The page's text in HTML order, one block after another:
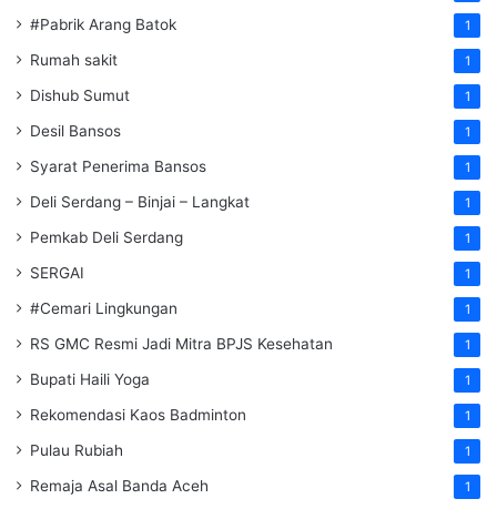
#Pabrik Arang Batok 1
Rumah sakit 1
Dishub Sumut 1
Desil Bansos 1
Syarat Penerima Bansos 1
Deli Serdang – Binjai – Langkat 1
Pemkab Deli Serdang 1
SERGAI 1
#Cemari Lingkungan 1
RS GMC Resmi Jadi Mitra BPJS Kesehatan 1
Bupati Haili Yoga 1
Rekomendasi Kaos Badminton 1
Pulau Rubiah 1
Remaja Asal Banda Aceh 1